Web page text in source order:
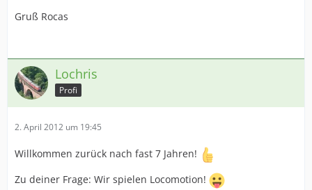
Gruß Rocas
Lochris
Profi
2. April 2012 um 19:45
Willkommen zurück nach fast 7 Jahren!
Zu deiner Frage: Wir spielen Locomotion!